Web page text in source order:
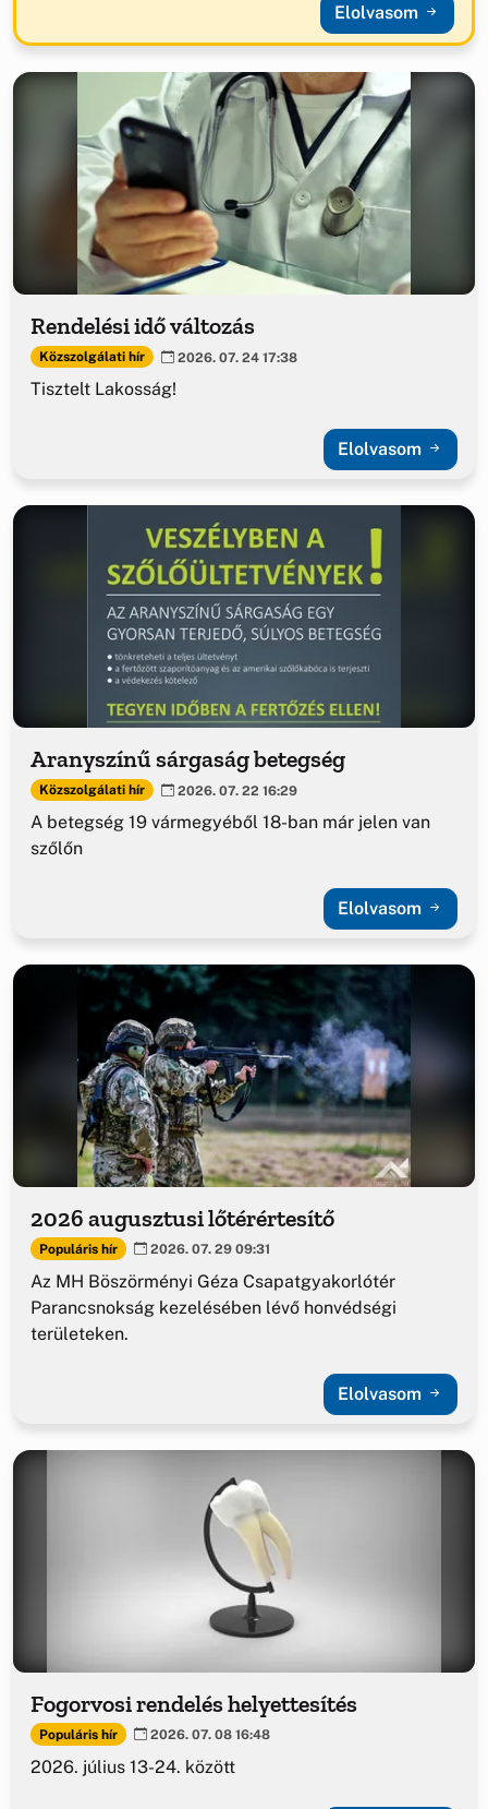
Elolvasom
Rendelési idő változás
Közszolgálati hír 2026. 07. 24 17:38
Tisztelt Lakosság!
Elolvasom
Aranyszínű sárgaság betegség
Közszolgálati hír 2026. 07. 22 16:29
A betegség 19 vármegyéből 18-ban már jelen van
szőlőn
Elolvasom
2026 augusztusi lőtérértesítő
Populáris hír 2026. 07. 29 09:31
Az MH Böszörményi Géza Csapatgyakorlótér
Parancsnokság kezelésében lévő honvédségi
területeken.
Elolvasom
Fogorvosi rendelés helyettesítés
Populáris hír 2026. 07. 08 16:48
2026. július 13-24. között